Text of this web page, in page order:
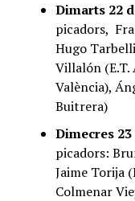
Dimarts 22
picadors,
Hugo Tarbelli
Villalón (E.T.
València),
Buitrera)
Dimecres
picadors:
Jaime Torija
Colmenar